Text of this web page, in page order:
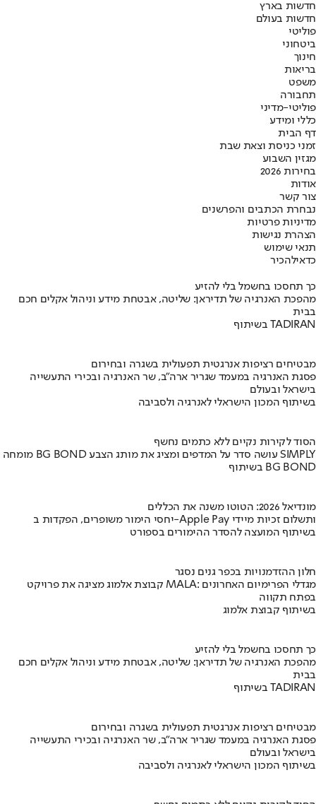
חדשות בארץ
חדשות בעולם
פוליטי
ביטחוני
חינוך
בריאות
משפט
תחבורה
פוליטי-מדיני
כללי ומידע
דף הבית
זמני כניסת וצאת שבת
מגזין השבוע
בחירות 2026
אודות
צור קשר
נבחרת הכתבים והפרשנים
מדיניות פרטיות
הצהרת נגישות
תנאי שימוש
כדאילהכיר
כך תחסכו בחשמל בלי להזיע
מהפכת האנרגיה של תדיראן: שליטה, אבטחת מידע וניהול אקלים חכם
בבית
בשיתוף TADIRAN
מבטיחים רציפות אנרגטית תפעולית בשגרה ובחירום
פסגת האנרגיה במעמד שגריר ארה"ב, שר האנרגיה ובכירי התעשייה
בישראל ובעולם
בשיתוף המכון הישראלי לאנרגיה ולסביבה
הסוד לקירות נקיים ללא כתמים נחשף
מומחה BG BOND עושה סדר על המדפים ומציג את מותג הצבע SIMPLY
בשיתוף BG BOND
מונדיאל 2026: הטוטו משנה את הכללים
יחסי הימור משופרים, הפקדות ב-Apple Pay ותשלום זכיות מיידי
בשיתוף המועצה להסדר ההימורים בספורט
חלון ההזדמנויות בכפר גנים נסגר
קבוצת אלמוג מציגה את פרויקט MALA: מגדלי הפרימיום האחרונים
בפתח תקווה
בשיתוף קבוצת אלמוג
כך תחסכו בחשמל בלי להזיע
מהפכת האנרגיה של תדיראן: שליטה, אבטחת מידע וניהול אקלים חכם
בבית
בשיתוף TADIRAN
מבטיחים רציפות אנרגטית תפעולית בשגרה ובחירום
פסגת האנרגיה במעמד שגריר ארה"ב, שר האנרגיה ובכירי התעשייה
בישראל ובעולם
בשיתוף המכון הישראלי לאנרגיה ולסביבה